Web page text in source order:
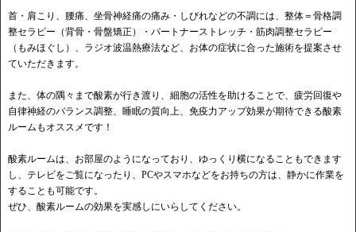
首・肩こり、腰痛、坐骨神経痛の痛み・しびれなどの不調には、整体＝骨格調
整セラピー（背骨・骨盤矯正）・パートナーストレッチ・筋肉調整セラピー
（もみほぐし）、ラジオ波温熱療法など、お体の症状に合った施術を提案させ
ていただきます。
また、体の隅々まで酸素が行き渡り、細胞の活性を助けることで、疲労回復や
自律神経のバランス調整、睡眠の質向上、免疫力アップ効果が期待できる酸素
ルームもオススメです！
酸素ルームは、お部屋のようになっており、ゆっくり横になることもできます
し、テレビをご覧になったり、PCやスマホなどをお持ちの方は、静かに作業を
することも可能です。
ぜひ、酸素ルームの効果を実感しにいらしてください。